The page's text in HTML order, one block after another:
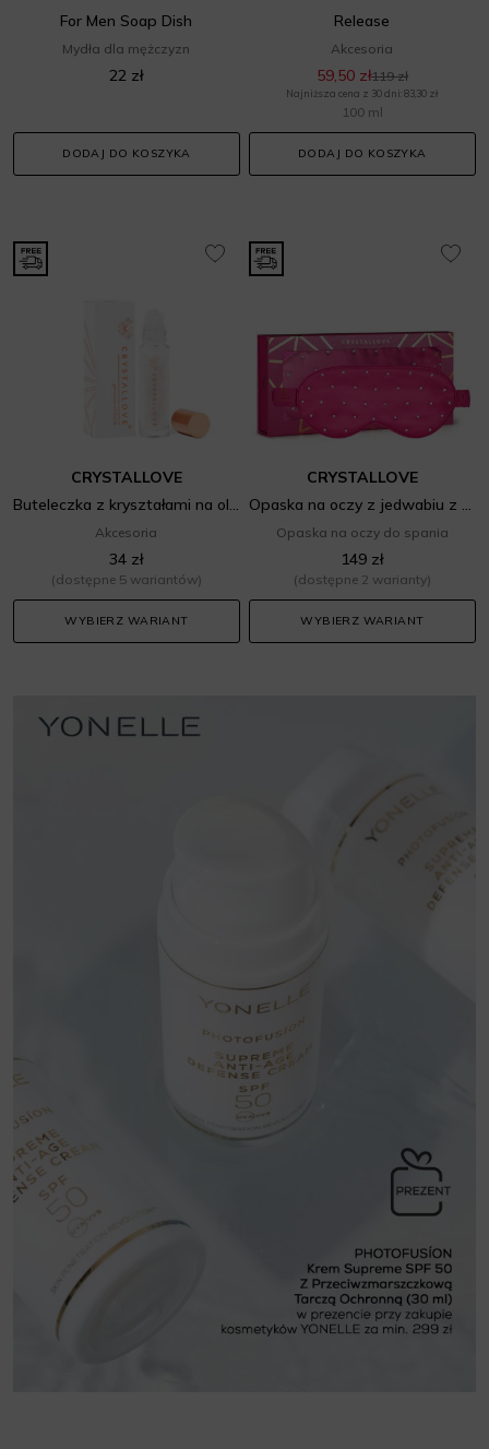
For Men Soap Dish
Mydła dla mężczyzn
22 zł
DODAJ DO KOSZYKA
Release
Akcesoria
59,50 zł119 zł
Najniższa cena z 30 dni: 83,30 zł
100 ml
DODAJ DO KOSZYKA
CRYSTALLOVE
Akcesoria
34 zł
(dostępne 5 wariantów)
WYBIERZ WARIANT
CRYSTALLOVE
Opaska na oczy do spania
149 zł
(dostępne 2 warianty)
WYBIERZ WARIANT